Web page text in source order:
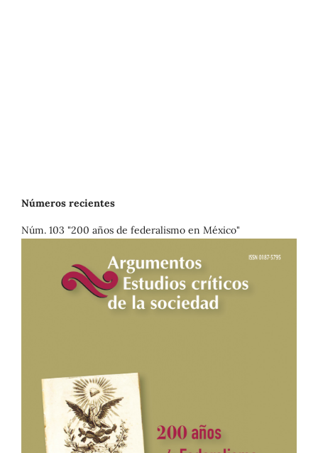
Números recientes
Núm. 103 "200 años de federalismo en México"